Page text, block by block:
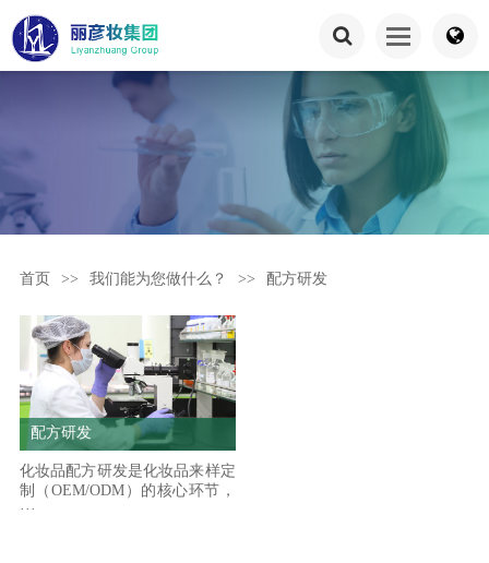
首页 >> 我们能为您做什么？ >> 配方研发
配方研发
化妆品配方研发是化妆品来样定
制（OEM/ODM）的核心环节，
···